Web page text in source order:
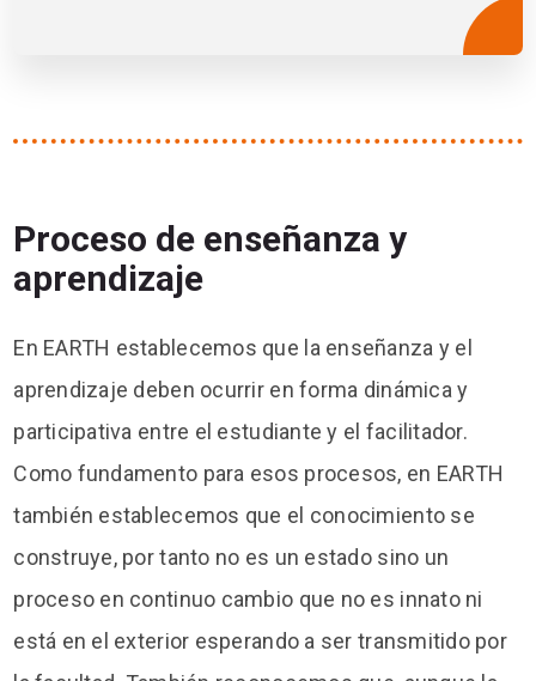
Proceso de enseñanza y
aprendizaje
En EARTH establecemos que la enseñanza y el
aprendizaje deben ocurrir en forma dinámica y
participativa entre el estudiante y el facilitador.
Como fundamento para esos procesos, en EARTH
también establecemos que el conocimiento se
construye, por tanto no es un estado sino un
proceso en continuo cambio que no es innato ni
está en el exterior esperando a ser transmitido por